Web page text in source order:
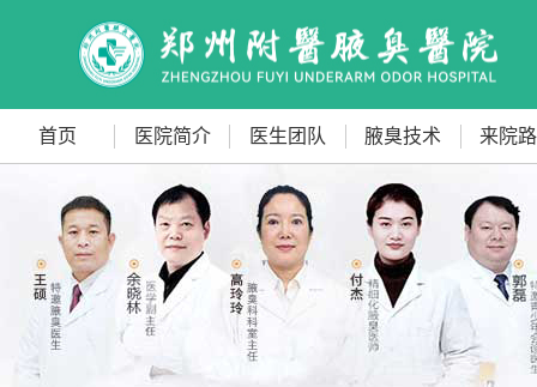
首页 医院简介 医生团队 腋臭技术 来院